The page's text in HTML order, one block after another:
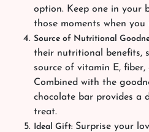
option. Keep one in your
those moments when you
Source of Nutritional
their nutritional benefits,
source of vitamin E,
Combined with the
chocolate bar provides a
treat.
Ideal Gift: Surprise your